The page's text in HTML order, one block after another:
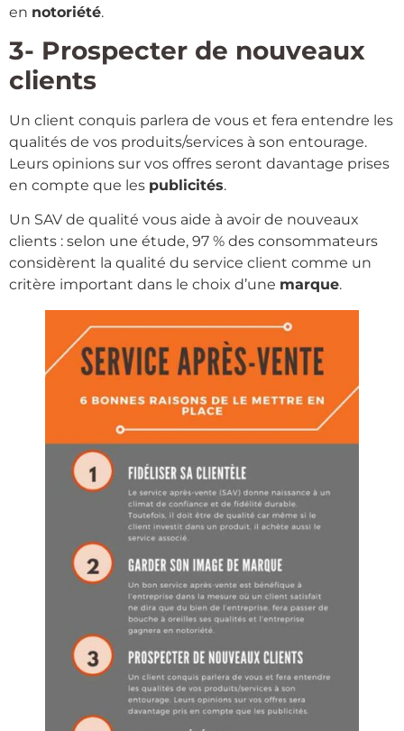
en notoriété.
3- Prospecter de nouveaux
clients
Un client conquis parlera de vous et fera entendre les
qualités de vos produits/services à son entourage.
Leurs opinions sur vos offres seront davantage prises
en compte que les publicités.
Un SAV de qualité vous aide à avoir de nouveaux
clients : selon une étude, 97 % des consommateurs
considèrent la qualité du service client comme un
critère important dans le choix d’une marque.